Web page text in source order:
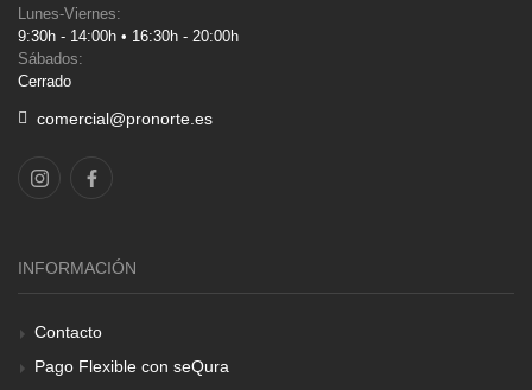
Lunes-Viernes:
9:30h - 14:00h • 16:30h - 20:00h
Sábados:
Cerrado
comercial@pronorte.es
INFORMACIÓN
Contacto
Pago Flexible con seQura